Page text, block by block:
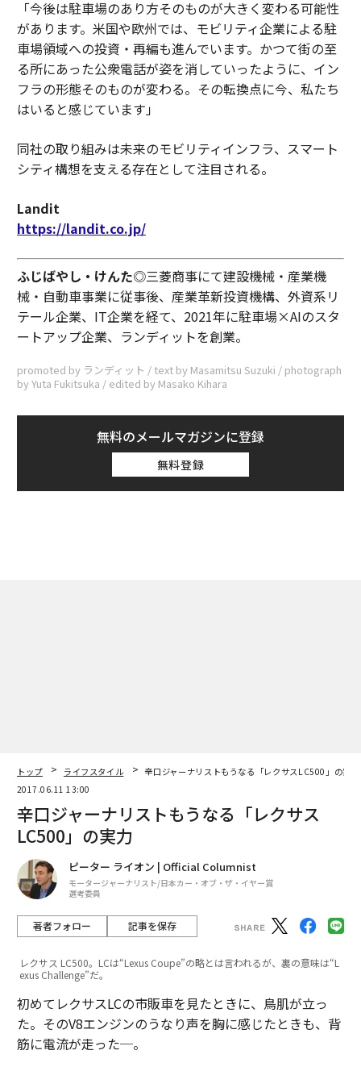
「今後は駐車場のあり方そのものが大きく変わる可能性
があります。米国や欧州では、モビリティ企業による駐
車場領域への投資・再編も進んでいます。かつて街の至
る所にあった公衆電話が姿を消していったように、イン
フラの形態そのものが変わる。その転換点に今、私たち
はいると感じています」
同社の取り組みは未来のモビリティインフラ、スマート
シティ構想を支える存在として注目される。
Landit
https://landit.co.jp/
ふじばやし・けんた◎三菱商事にて建設機械・産業機
械・自動車事業に従事後、産業革新投資機構、外資系リ
テール企業、IT企業を経て、2021年に駐車場×AIのスタ
ートアップ企業、ランディットを創業。
promoted by ランディット / text by Masamitsu Suzuki / photograph
by Yuta Fukitsuka / edited by Masako Kihara
無料のメールマガジンに登録
無料登録
トップ ライフスタイル
辛口ジャーナリストもうなる「レクサスLC500」の実力
2017.06.11 13:00
辛口ジャーナリストもうなる「レクサス
LC500」の実力
ピーター ライオン | Official Columnist
モータージャーナリスト/日本カー・オブ・ザ・イヤー賞
選考委員
著者フォロー 記事を保存
レクサス LC500。LCは“Lexus Coupe”の略とは言われるが、裏の意味は“L
exus Challenge”だ。
初めてレクサスLCの市販車を見たときに、鳥肌が立っ
た。そのV8エンジンのうなり声を胸に感じたときも、背
筋に電流が走った─。